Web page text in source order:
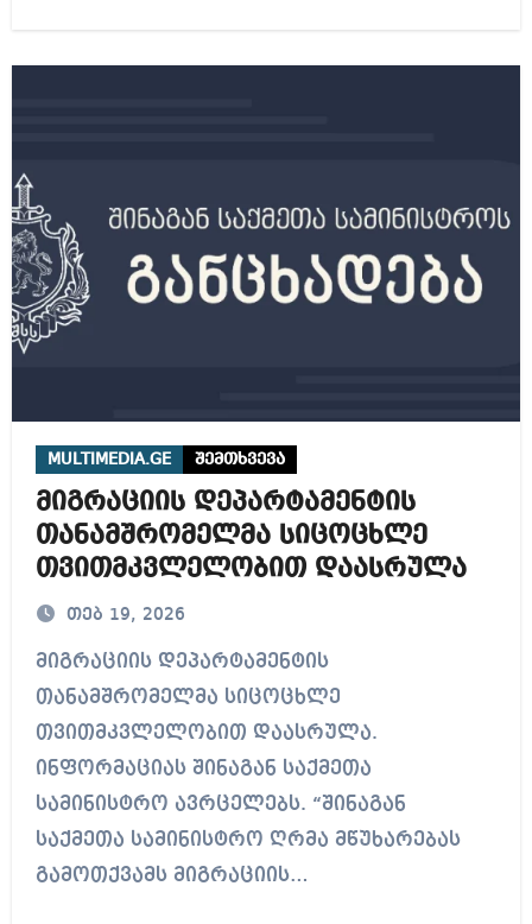
MULTIMEDIA.GE შემთხვევა
მიგრაციის დეპარტამენტის
თანამშრომელმა სიცოცხლე
თვითმკვლელობით დაასრულა
თებ 19, 2026
მიგრაციის დეპარტამენტის
თანამშრომელმა სიცოცხლე
თვითმკვლელობით დაასრულა.
ინფორმაციას შინაგან საქმეთა
სამინისტრო ავრცელებს. “შინაგან
საქმეთა სამინისტრო ღრმა მწუხარებას
გამოთქვამს მიგრაციის…